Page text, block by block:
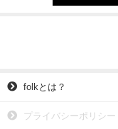
folkとは？
プライバシーポリシー